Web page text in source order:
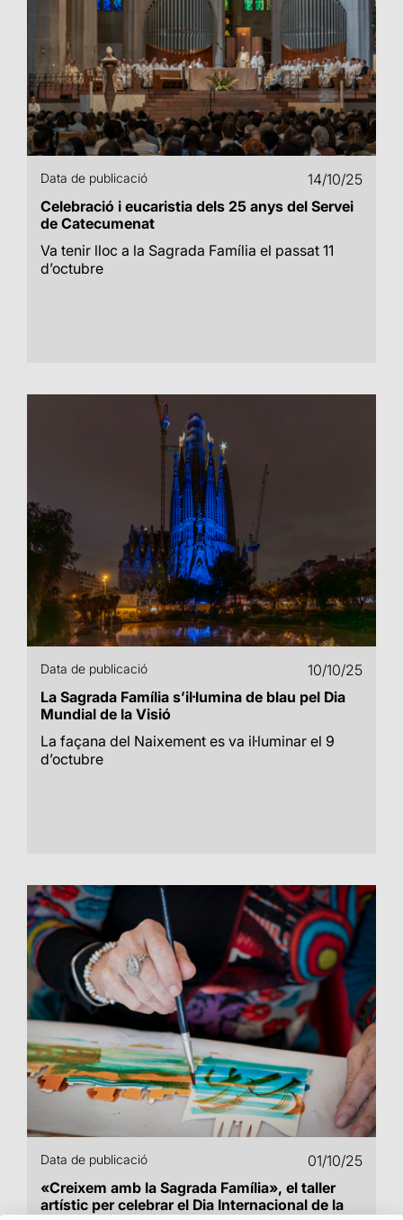
Data de publicació
14/10/25
Celebració i eucaristia dels 25 anys del Servei
de Catecumenat
Va tenir lloc a la Sagrada Família el passat 11
d’octubre
Data de publicació
10/10/25
La Sagrada Família s’il·lumina de blau pel Dia
Mundial de la Visió
La façana del Naixement es va il·luminar el 9
d’octubre
Data de publicació
01/10/25
«Creixem amb la Sagrada Família», el taller
artístic per celebrar el Dia Internacional de la